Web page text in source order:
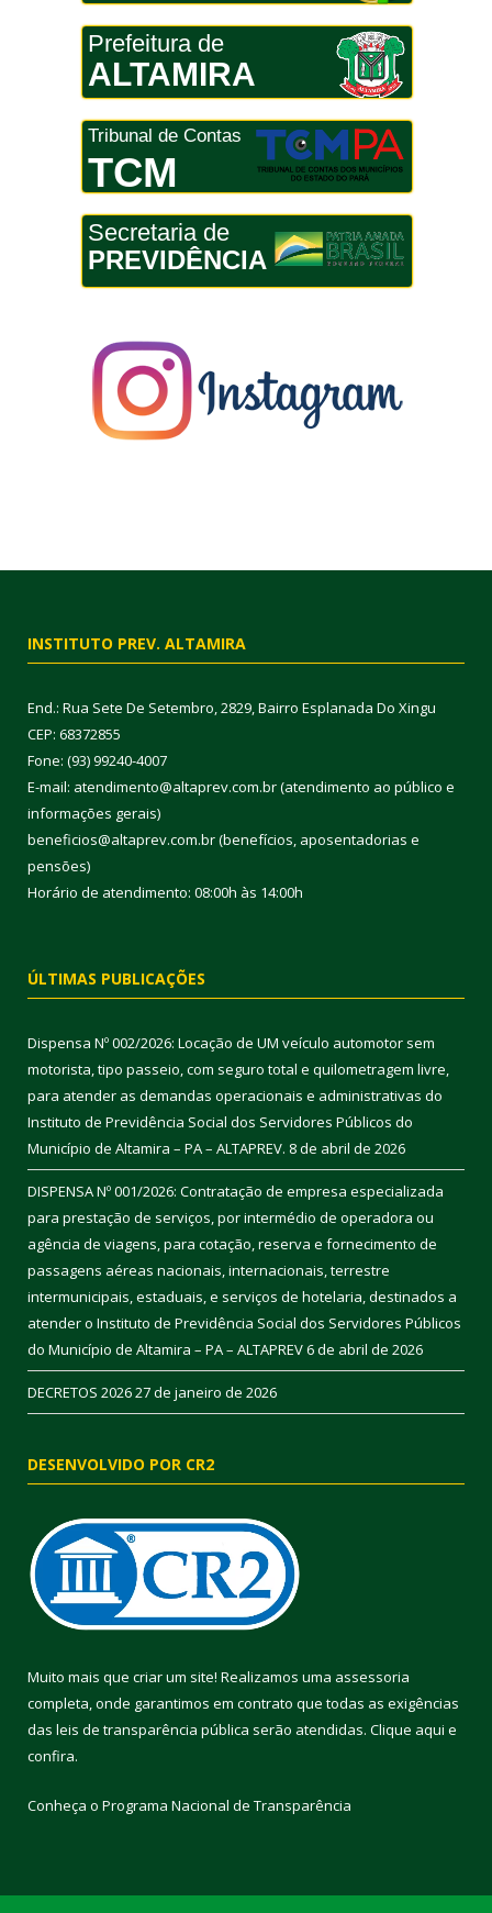
Prefeitura de
ALTAMIRA
Tribunal de Contas
TCM
Secretaria de
PREVIDÊNCIA
INSTITUTO PREV. ALTAMIRA
End.: Rua Sete De Setembro, 2829, Bairro Esplanada Do Xingu
CEP: 68372855
Fone: (93) 99240-4007
E-mail: atendimento@altaprev.com.br (atendimento ao público e
informações gerais)
beneficios@altaprev.com.br (benefícios, aposentadorias e
pensões)
Horário de atendimento: 08:00h às 14:00h
ÚLTIMAS PUBLICAÇÕES
Dispensa Nº 002/2026: Locação de UM veículo automotor sem
motorista, tipo passeio, com seguro total e quilometragem livre,
para atender as demandas operacionais e administrativas do
Instituto de Previdência Social dos Servidores Públicos do
Município de Altamira – PA – ALTAPREV. 8 de abril de 2026
DISPENSA Nº 001/2026: Contratação de empresa especializada
para prestação de serviços, por intermédio de operadora ou
agência de viagens, para cotação, reserva e fornecimento de
passagens aéreas nacionais, internacionais, terrestre
intermunicipais, estaduais, e serviços de hotelaria, destinados a
atender o Instituto de Previdência Social dos Servidores Públicos
do Município de Altamira – PA – ALTAPREV6 de abril de 2026
DECRETOS 202627 de janeiro de 2026
DESENVOLVIDO POR CR2
Muito mais que criar um site! Realizamos uma assessoria
completa, onde garantimos em contrato que todas as exigências
das leis de transparência pública serão atendidas. Clique aqui e
confira.
Conheça o Programa Nacional de Transparência